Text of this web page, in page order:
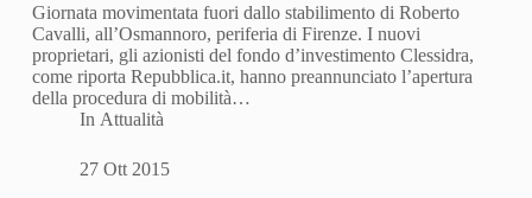
Giornata movimentata fuori dallo stabilimento di Roberto
Cavalli, all’Osmannoro, periferia di Firenze. I nuovi
proprietari, gli azionisti del fondo d’investimento Clessidra,
come riporta Repubblica.it, hanno preannunciato l’apertura
della procedura di mobilità…
In Attualità
27 Ott 2015